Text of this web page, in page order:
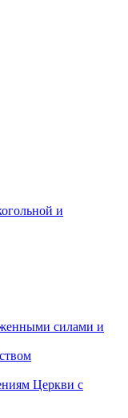
и
силами и
Церкви с